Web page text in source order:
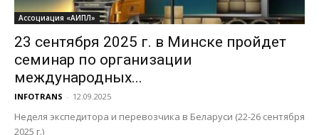
Ассоциация «АИПЛ»
23 сентября 2025 г. в Минске пройдет
семинар по организации
международных...
INFOTRANS - 12.09.2025
Неделя экспедитора и перевозчика в Беларуси (22-26 сентября
2025 г.)